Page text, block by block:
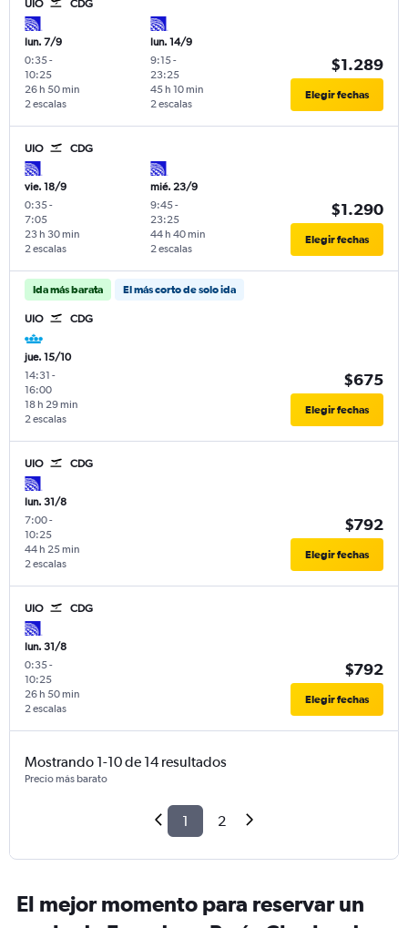
UIO CDG
lun. 7/9
0:35-
10:25
2 escalas
26 h 50 min
lun. 14/9
9:15-
23:25
2 escalas
45 h 10 min
$1.289
Elegir fechas
UIO CDG
vie. 18/9
0:35-
7:05
2 escalas
23 h 30 min
mié. 23/9
9:45-
23:25
2 escalas
44 h 40 min
$1.290
Elegir fechas
Ida más barata El más corto de solo ida
UIO CDG
jue. 15/10
14:31 -
16:00
2 escalas
18 h 29 min
$675
Elegir fechas
UIO CDG
lun. 31/8
7:00-
10:25
2 escalas
44 h 25 min
$792
Elegir fechas
UIO CDG
lun. 31/8
0:35-
10:25
2 escalas
26 h 50 min
$792
Elegir fechas
Mostrando 1-10 de 14 resultados
Precio más barato
1 2
El mejor momento para reservar un